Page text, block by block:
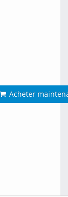
Acheter